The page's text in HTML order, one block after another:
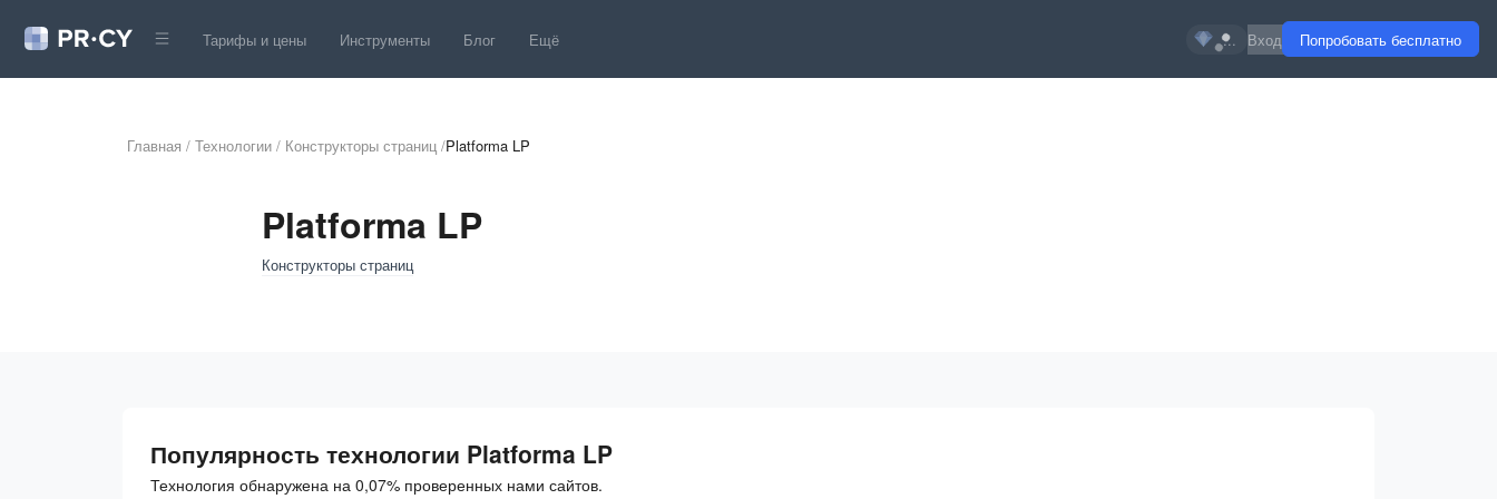
Тарифы и цены Инструменты Блог Ещё ... Вход Попробовать бесплатно
Главная / Технологии / Конструкторы страниц /Platforma LP
Platforma LP
Конструкторы страниц
Популярность технологии Platforma LP
Технология обнаружена на 0,07% проверенных нами сайтов.